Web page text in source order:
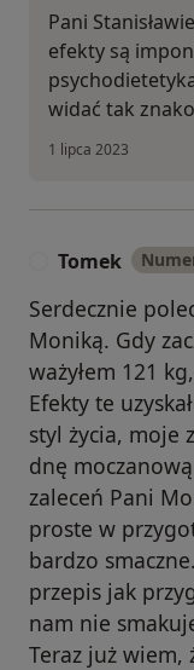
Pani
efekty są
widać tak
1 lipca 2023
Tomek
Serdecznie
Moniką. Gdy
ważyłem 121
Efekty te
styl życia, moje
dnę
zaleceń Pani
proste w
bardzo
przepis jak
nam nie
Teraz już wiem,